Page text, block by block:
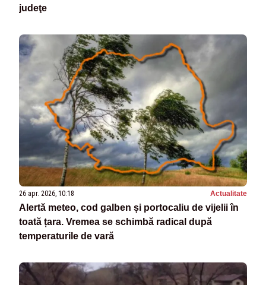
judeţe
26 apr. 2026, 10:18 Actualitate
Alertă meteo, cod galben și portocaliu de vijelii în
toată țara. Vremea se schimbă radical după
temperaturile de vară